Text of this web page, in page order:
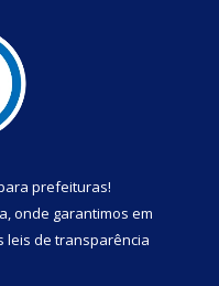
prefeituras!
onde garantimos em
leis de transparência